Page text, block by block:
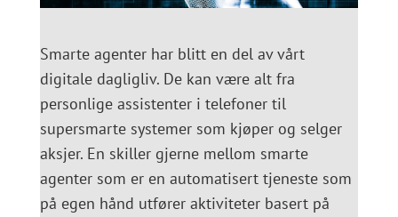
Smarte agenter har blitt en del av vårt
digitale dagligliv. De kan være alt fra
personlige assistenter i telefoner til
supersmarte systemer som kjøper og selger
aksjer. En skiller gjerne mellom smarte
agenter som er en automatisert tjeneste som
på egen hånd utfører aktiviteter basert på